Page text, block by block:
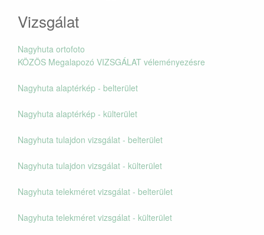
Vizsgálat
Nagyhuta ortofoto
KÖZÖS Megalapozó VIZSGÁLAT véleményezésre
Nagyhuta alaptérkép - belterület
Nagyhuta alaptérkép - külterület
Nagyhuta tulajdon vizsgálat - belterület
Nagyhuta tulajdon vizsgálat - külterület
Nagyhuta telekméret vizsgálat - belterület
Nagyhuta telekméret vizsgálat - külterület